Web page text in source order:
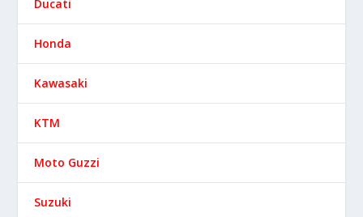
Ducati
Honda
Kawasaki
KTM
Moto Guzzi
Suzuki